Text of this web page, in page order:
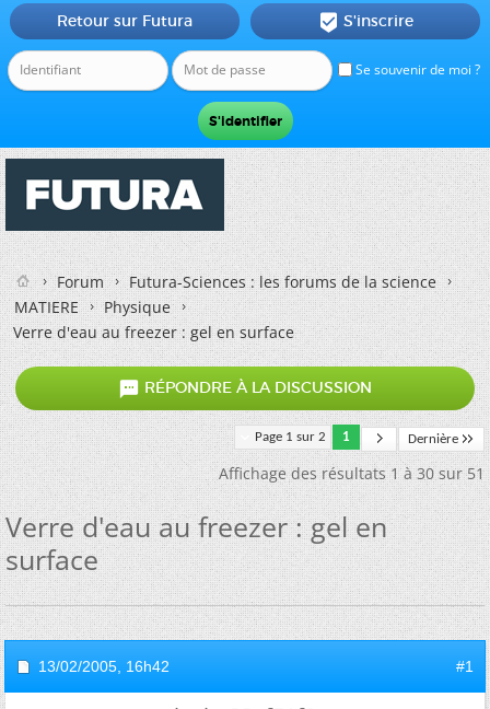
Se souvenir de moi ?
Retour sur Futura  S'inscrire
Forum
Futura-Sciences : les forums de la science
MATIERE
Physique
Verre d'eau au freezer : gel en surface
 RÉPONDRE À LA DISCUSSION
Page 1 sur 2 1 Dernière
Affichage des résultats 1 à 30 sur 51
Verre d'eau au freezer : gel en
surface
13/02/2005, 16h42 #1